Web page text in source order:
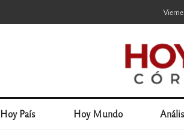
Hoy País Hoy Mundo